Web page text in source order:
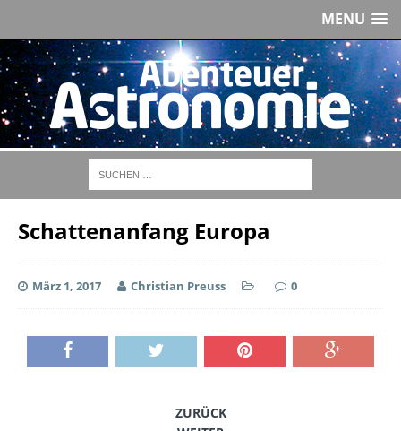
MENU
Schattenanfang Europa
März 1, 2017 Christian Preuss 0
ZURÜCK